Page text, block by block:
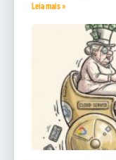
Leia mais »